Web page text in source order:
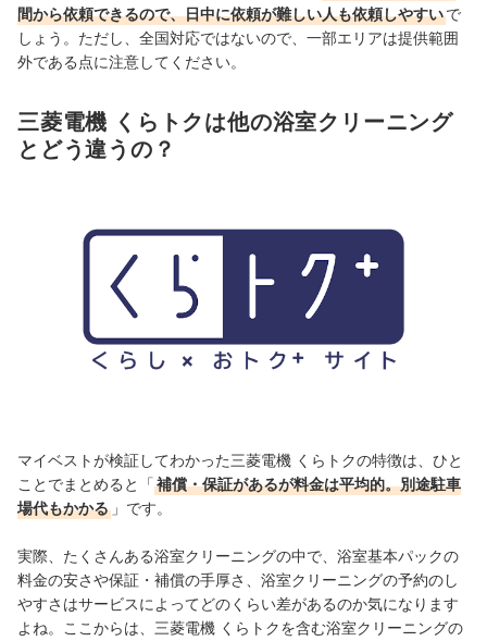
間から依頼できるので、日中に依頼が難しい人も依頼しやすいで
しょう。ただし、全国対応ではないので、一部エリアは提供範囲
外である点に注意してください。
三菱電機 くらトクは他の浴室クリーニング
とどう違うの？
マイベストが検証してわかった三菱電機 くらトクの特徴は、ひと
ことでまとめると「補償・保証があるが料金は平均的。別途駐車
場代もかかる 」です。
実際、たくさんある浴室クリーニングの中で、浴室基本パックの
料金の安さや保証・補償の手厚さ、浴室クリーニングの予約のし
やすさはサービスによってどのくらい差があるのか気になります
よね。ここからは、三菱電機 くらトクを含む浴室クリーニングの